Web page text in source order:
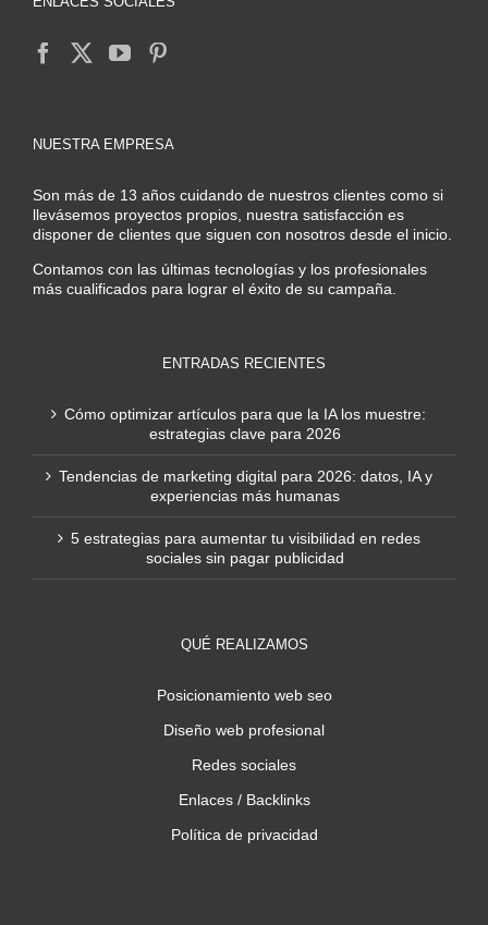
NUESTRA EMPRESA
Son más de 13 años cuidando de nuestros clientes como si
llevásemos proyectos propios, nuestra satisfacción es
disponer de clientes que siguen con nosotros desde el inicio.
Contamos con las últimas tecnologías y los profesionales
más cualificados para lograr el éxito de su campaña.
ENTRADAS RECIENTES
Cómo optimizar artículos para que la IA los muestre:
estrategias clave para 2026
Tendencias de marketing digital para 2026: datos, IA y
experiencias más humanas
5 estrategias para aumentar tu visibilidad en redes
sociales sin pagar publicidad
QUÉ REALIZAMOS
Posicionamiento web seo
Diseño web profesional
Redes sociales
Enlaces / Backlinks
Política de privacidad